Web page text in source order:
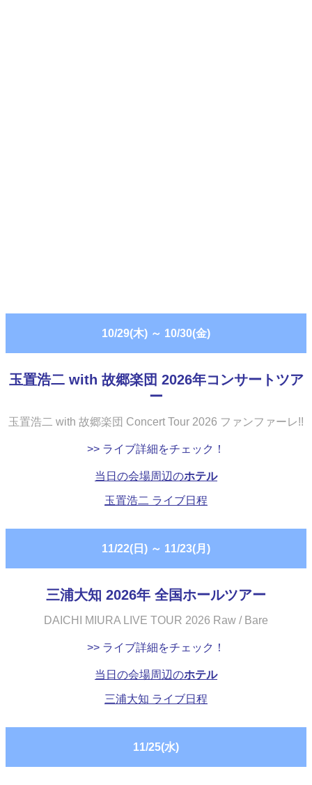
10/29(木) ～ 10/30(金)
玉置浩二 with 故郷楽団 2026年コンサートツア
ー
玉置浩二 with 故郷楽団 Concert Tour 2026 ファンファーレ!!
>> ライブ詳細をチェック！
当日の会場周辺のホテル
玉置浩二 ライブ日程
11/22(日) ～ 11/23(月)
三浦大知 2026年 全国ホールツアー
DAICHI MIURA LIVE TOUR 2026 Raw / Bare
>> ライブ詳細をチェック！
当日の会場周辺のホテル
三浦大知 ライブ日程
11/25(水)